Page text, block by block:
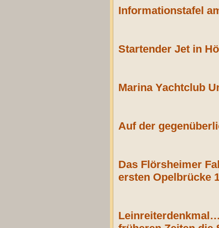
Informationstafel
Startender Jet in
Marina Yachtclub
Auf der
Das Flörsheimer
ersten Opelbrücke